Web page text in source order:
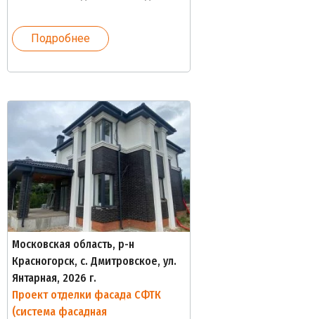
Подробнее
Московская область, р-н
Красногорск, с. Дмитровское, ул.
Янтарная, 2026 г.
Проект отделки фасада СФТК
(система фасадная